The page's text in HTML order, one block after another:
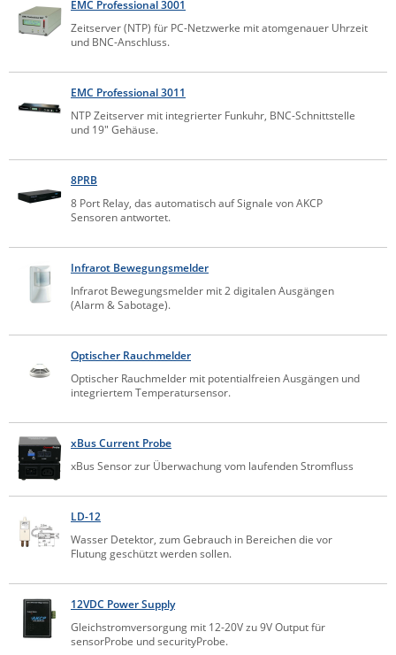
Energiemessung
Energieverteilung
IP, WLAN & GSM Sensorik
IoT - Internet of Things
IPC, Industrielle Netzwerktechnik & WLAN
Industrielle Netzwerktechnik / Kommunikation
Industrielle Computer
Wi-Fi - WLAN - Wireless
IT Netzwerktechnik / Kommunikation
Sonstige
Comet System
CompleTech
Contemporary Controls
Digi
Elsys
Enginko - mcf88
Fokus Technologies
Gefen
Gude
Guntermann & Drunck
High Sec Labs
HW group
IEC Lock
Ihse
Kerlink
Kramer Electronics
KVM TEC
Legrand
LigoWave
Milesight
Moxa
EMC Professional 3001
Zeitserver (NTP) für PC-Netzwerke mit atomgenauer Uhrzeit
und BNC-Anschluss.
EMC Professional 3011
NTP Zeitserver mit integrierter Funkuhr, BNC-Schnittstelle
und 19" Gehäuse.
8PRB
8 Port Relay, das automatisch auf Signale von AKCP
Sensoren antwortet.
Infrarot Bewegungsmelder
Infrarot Bewegungsmelder mit 2 digitalen Ausgängen
(Alarm & Sabotage).
Optischer Rauchmelder
Optischer Rauchmelder mit potentialfreien Ausgängen und
integriertem Temperatursensor.
xBus Current Probe
xBus Sensor zur Überwachung vom laufenden Stromfluss
LD-12
Wasser Detektor, zum Gebrauch in Bereichen die vor
Flutung geschützt werden sollen.
12VDC Power Supply
Gleichstromversorgung mit 12-20V zu 9V Output für
sensorProbe und securityProbe.